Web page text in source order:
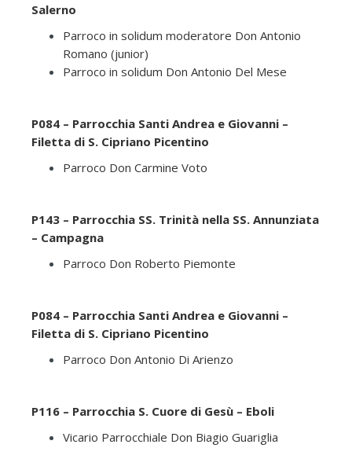
Salerno
Parroco in solidum moderatore Don Antonio
Romano (junior)
Parroco in solidum Don Antonio Del Mese
P084 – Parrocchia Santi Andrea e Giovanni –
Filetta di S. Cipriano Picentino
Parroco Don Carmine Voto
P143 – Parrocchia SS. Trinità nella SS. Annunziata
– Campagna
Parroco Don Roberto Piemonte
P084 – Parrocchia Santi Andrea e Giovanni –
Filetta di S. Cipriano Picentino
Parroco Don Antonio Di Arienzo
P116 – Parrocchia S. Cuore di Gesù – Eboli
Vicario Parrocchiale Don Biagio Guariglia